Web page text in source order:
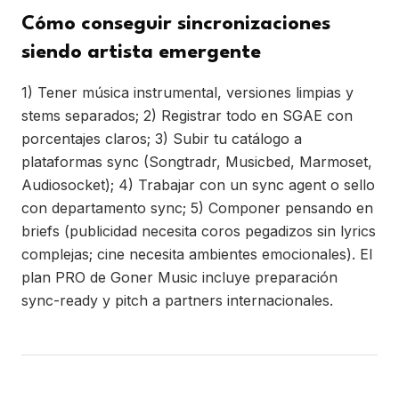
Cómo conseguir sincronizaciones
siendo artista emergente
1) Tener música instrumental, versiones limpias y
stems separados; 2) Registrar todo en SGAE con
porcentajes claros; 3) Subir tu catálogo a
plataformas sync (Songtradr, Musicbed, Marmoset,
Audiosocket); 4) Trabajar con un sync agent o sello
con departamento sync; 5) Componer pensando en
briefs (publicidad necesita coros pegadizos sin lyrics
complejas; cine necesita ambientes emocionales). El
plan PRO de Goner Music incluye preparación
sync-ready y pitch a partners internacionales.